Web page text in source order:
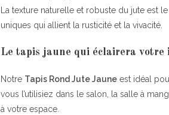
La texture naturelle et robuste du jute est
uniques qui allient la rusticité et la vivacité.
Le tapis jaune qui éclairera
Notre Tapis Rond Jute Jaune est idéal
vous l’utilisiez dans le salon, la salle à
à votre espace.